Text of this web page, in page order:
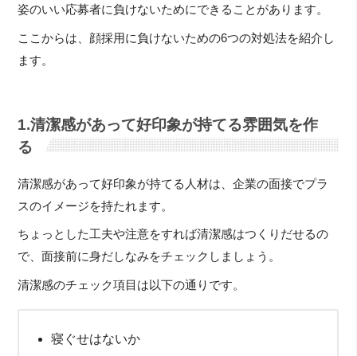
姿のいい応募者に負けないためにできることがあります。
ここからは、顔採用に負けないための6つの対処法を紹介し
ます。
1.清潔感があって好印象が持てる雰囲気を作
る
清潔感があって好印象が持てる人材は、企業の面接でプラ
スのイメージを持たれます。
ちょっとした工夫や注意をすれば清潔感はつくりだせるの
で、面接前に身だしなみをチェックしましょう。
清潔感のチェック項目は以下の通りです。
寝ぐせはないか